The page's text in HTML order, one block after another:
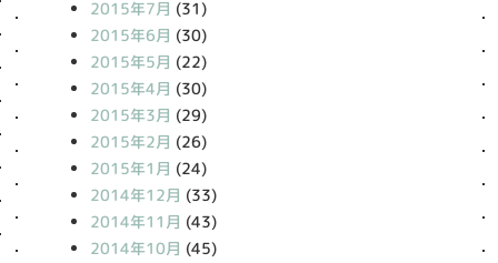
2015年7月 (31)
2015年6月 (30)
2015年5月 (22)
2015年4月 (30)
2015年3月 (29)
2015年2月 (26)
2015年1月 (24)
2014年12月 (33)
2014年11月 (43)
2014年10月 (45)